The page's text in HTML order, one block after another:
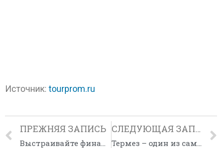
Источник: tourprom.ru
ПРЕЖНЯЯ ЗАПИСЬ
Выстраивайте финансы турагентства грамотно!
СЛЕДУЮЩАЯ ЗАПИСЬ
Термез – один из самых древних городов Средней Азии